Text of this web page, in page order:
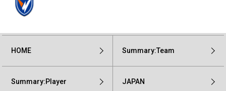
HOME Summary:Team
Summary:Player JAPAN